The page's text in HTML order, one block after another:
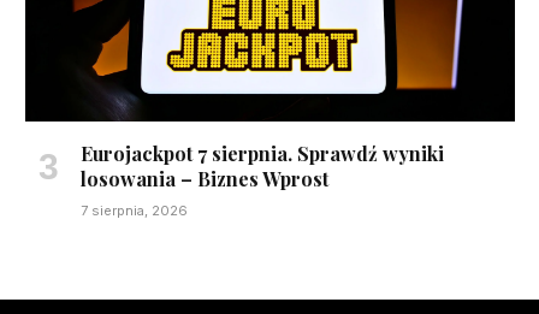
Eurojackpot 7 sierpnia. Sprawdź wyniki
losowania – Biznes Wprost
7 sierpnia, 2026